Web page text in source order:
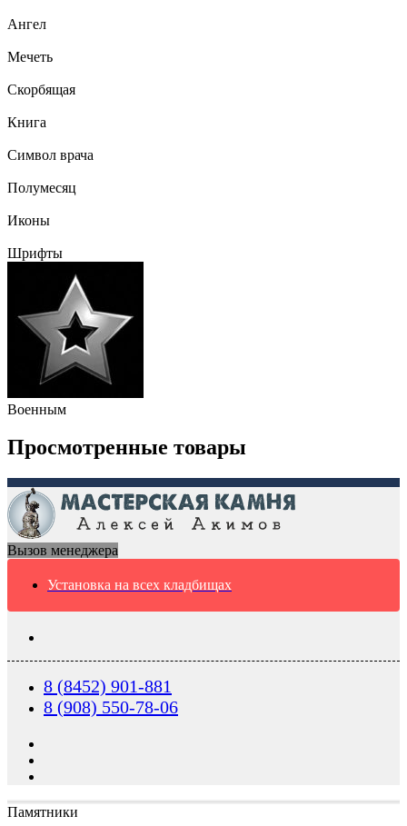
Ангел
Мечеть
Скорбящая
Книга
Символ врача
Полумесяц
Иконы
Шрифты
Военным
Просмотренные товары
Вызов менеджера
Установка на всех кладбищах
8 (8452) 901-881
8 (908) 550-78-06
Памятники